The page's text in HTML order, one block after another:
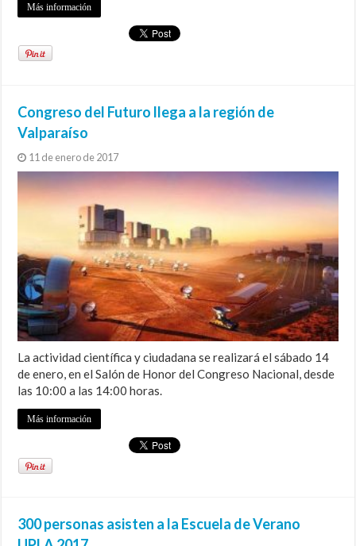
Más información
Congreso del Futuro llega a la región de
Valparaíso
11 de enero de 2017
La actividad científica y ciudadana se realizará el sábado 14
de enero, en el Salón de Honor del Congreso Nacional, desde
las 10:00 a las 14:00 horas.
Más información
300 personas asisten a la Escuela de Verano